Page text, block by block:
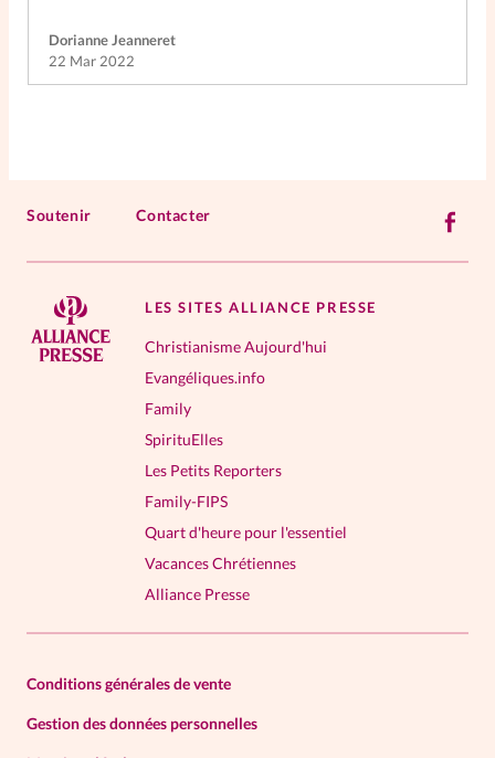
Dorianne Jeanneret
22 Mar 2022
Soutenir Contacter
LES SITES ALLIANCE PRESSE
Christianisme Aujourd'hui
Evangéliques.info
Family
SpirituElles
Les Petits Reporters
Family-FIPS
Quart d'heure pour l'essentiel
Vacances Chrétiennes
Alliance Presse
Conditions générales de vente
Gestion des données personnelles